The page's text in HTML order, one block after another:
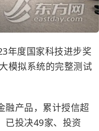
年度国家科技进步奖
模拟系统的完整测试
融产品，累计授信超
已投决49家、投资